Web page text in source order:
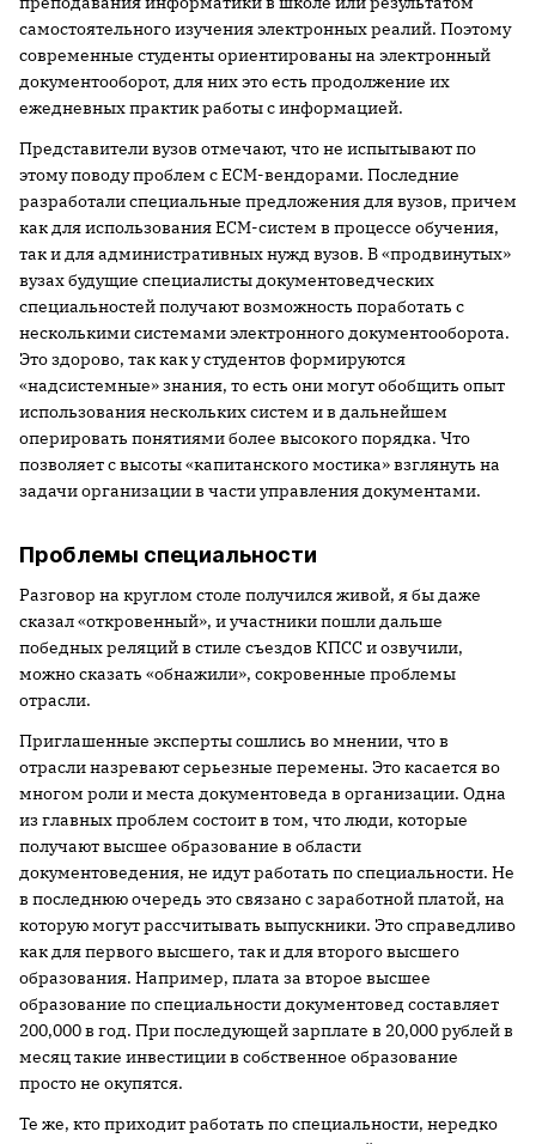
самостоятельного изучения электронных реалий. Поэтому
современные студенты ориентированы на электронный
документооборот, для них это есть продолжение их
ежедневных практик работы с информацией.
Представители вузов отмечают, что не испытывают по
этому поводу проблем с ECM-вендорами. Последние
разработали специальные предложения для вузов, причем
как для использования ECM-систем в процессе обучения,
так и для административных нужд вузов. В «продвинутых»
вузах будущие специалисты документоведческих
специальностей получают возможность поработать с
несколькими системами электронного документооборота.
Это здорово, так как у студентов формируются
«надсистемные» знания, то есть они могут обобщить опыт
использования нескольких систем и в дальнейшем
оперировать понятиями более высокого порядка. Что
позволяет с высоты «капитанского мостика» взглянуть на
задачи организации в части управления документами.
Проблемы специальности
Разговор на круглом столе получился живой, я бы даже
сказал «откровенный», и участники пошли дальше
победных реляций в стиле съездов КПСС и озвучили,
можно сказать «обнажили», сокровенные проблемы
отрасли.
Приглашенные эксперты сошлись во мнении, что в
отрасли назревают серьезные перемены. Это касается во
многом роли и места документоведа в организации. Одна
из главных проблем состоит в том, что люди, которые
получают высшее образование в области
документоведения, не идут работать по специальности. Не
в последнюю очередь это связано с заработной платой, на
которую могут рассчитывать выпускники. Это справедливо
как для первого высшего, так и для второго высшего
образования. Например, плата за второе высшее
образование по специальности документовед составляет
200,000 в год. При последующей зарплате в 20,000 рублей в
месяц такие инвестиции в собственное образование
просто не окупятся.
Те же, кто приходит работать по специальности, нередко